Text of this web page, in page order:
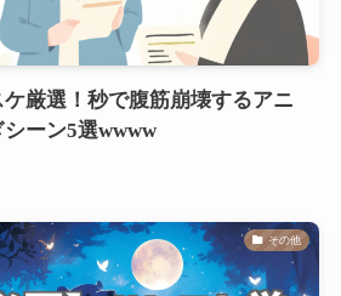
ケ厳選！秒で腹筋崩壊するアニ
ーン5選wwww
その他